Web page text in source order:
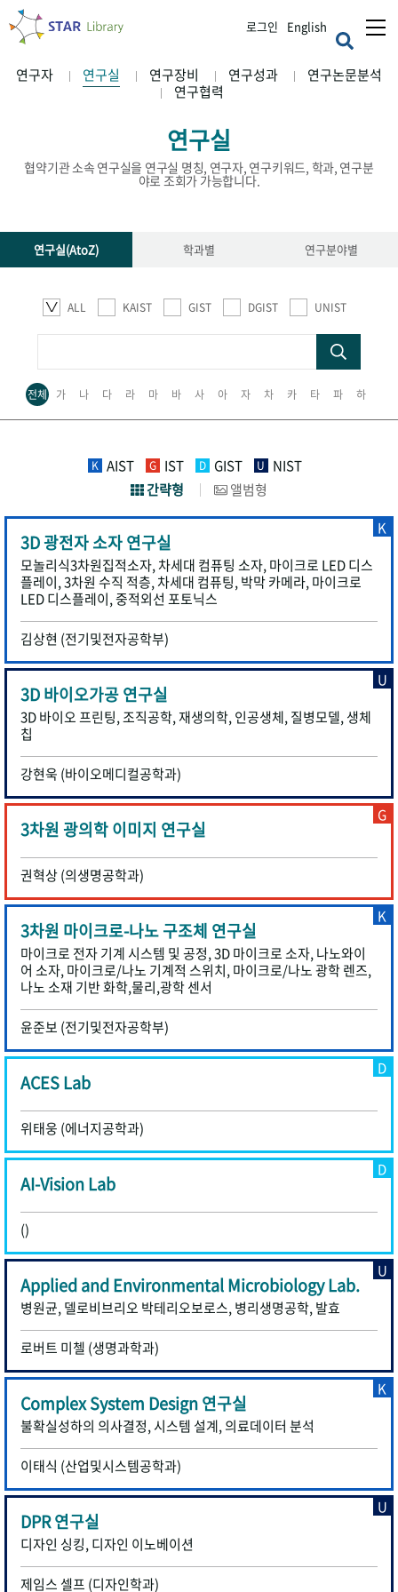
로그인 English
연구자 연구실 연구장비 연구성과
연구논문분석
연구협력
연구실
협약기관 소속 연구실을 연구실 명칭, 연구자, 연구키워드, 학과, 연구분
야로 조회가 가능합니다.
연구실(AtoZ) 학과별 연구분야별
ALL KAIST GIST DGIST UNIST
전체 가 나 다 라 마 바 사 아 자 차 카 타 파 하
K AIST G IST D GIST U
NIST
간략형
앨범형
3D 광전자 소자 연구실
모놀리식3차원집적소자, 차세대 컴퓨팅 소자, 마이크로 LED 디스
플레이, 3차원 수직 적층, 차세대 컴퓨팅, 박막 카메라, 마이크로
LED 디스플레이, 중적외선 포토닉스
김상현 (전기및전자공학부)
K
3D 바이오가공 연구실
3D 바이오 프린팅, 조직공학, 재생의학, 인공생체, 질병모델, 생체
칩
강현욱 (바이오메디컬공학과)
U
3차원 광의학 이미지 연구실
권혁상 (의생명공학과)
G
3차원 마이크로-나노 구조체 연구실
마이크로 전자 기계 시스템 및 공정, 3D 마이크로 소자, 나노와이
어 소자, 마이크로/나노 기계적 스위치, 마이크로/나노 광학 렌즈,
나노 소재 기반 화학,물리,광학 센서
윤준보 (전기및전자공학부)
K
ACES Lab
위태웅 (에너지공학과)
D
AI-Vision Lab
()
D
Applied and Environmental Microbiology Lab.
병원균, 델로비브리오 박테리오보로스, 병리생명공학, 발효
로버트 미첼 (생명과학과)
U
Complex System Design 연구실
불확실성하의 의사결정, 시스템 설계, 의료데이터 분석
이태식 (산업및시스템공학과)
K
DPR 연구실
디자인 싱킹, 디자인 이노베이션
제임스 셀프 (디자인학과)
U